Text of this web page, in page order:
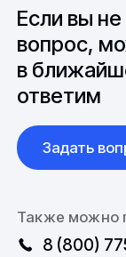
вопросы
Если вы
вопрос,
в
ответим
Задать
Также можно
8 (800)